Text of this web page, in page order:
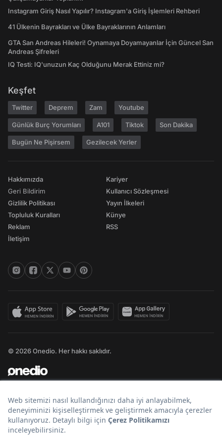
Instagram Giriş Nasıl Yapılır? Instagram'a Giriş İşlemleri Rehberi
41 Ülkenin Bayrakları ve Ülke Bayraklarının Anlamları
GTA San Andreas Hileleri! Oynamaya Doyamayanlar İçin Güncel San
Andreas Şifreleri
IQ Testi: IQ'unuzun Kaç Olduğunu Merak Ettiniz mi?
Keşfet
Twitter Deprem Zam Youtube
Günlük Burç Yorumları A101 Tiktok Son Dakika
Bugün Ne Pişirsem Gezilecek Yerler
Hakkımızda
Geri Bildirim
Gizlilik Politikası
Topluluk Kuralları
Reklam
İletişim
Kariyer
Kullanıcı Sözleşmesi
Yayın İlkeleri
Künye
RSS
© 2026 Onedio. Her hakkı saklıdır.
Bir markasıdır.